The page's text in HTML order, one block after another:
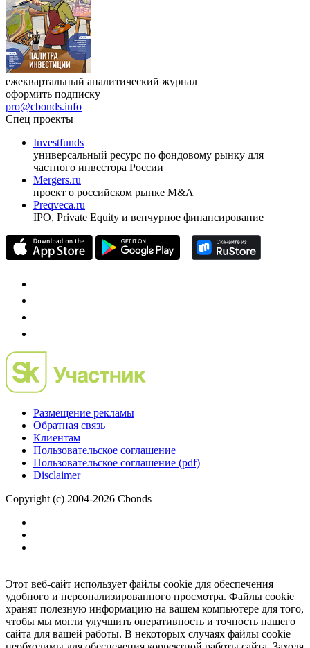
оформить подписку
pro@cbonds.info
Спец проекты
Investfunds
универсальный ресурс по фондовому рынку для
частного инвестора России
проект о российском рынке M&A
Preqveca.ru
Размещение рекламы
Обратная связь
Пользовательское соглашение
Copyright (c) 2004-2026 Cbonds
Этот веб-сайт использует файлы cookie для обеспечения
удобного и персонализированного просмотра. Файлы cookie